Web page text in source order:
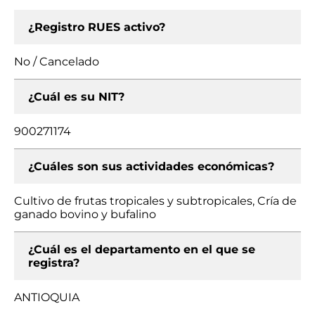
¿Registro RUES activo?
No / Cancelado
¿Cuál es su NIT?
900271174
¿Cuáles son sus actividades económicas?
Cultivo de frutas tropicales y subtropicales, Cría de
ganado bovino y bufalino
¿Cuál es el departamento en el que se
registra?
ANTIOQUIA